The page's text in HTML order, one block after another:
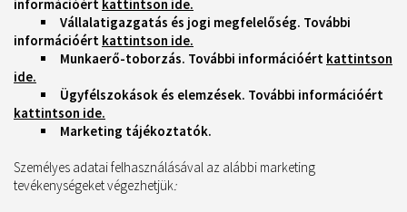
információért kattintson ide.
Vállalatigazgatás és jogi megfelelőség. További
információért kattintson ide.
Munkaerő-toborzás. További információért kattintson
ide.
Ügyfélszokások és elemzések. További információért
kattintson ide.
Marketing tájékoztatók.
Személyes adatai felhasználásával az alábbi marketing
tevékenységeket végezhetjük: